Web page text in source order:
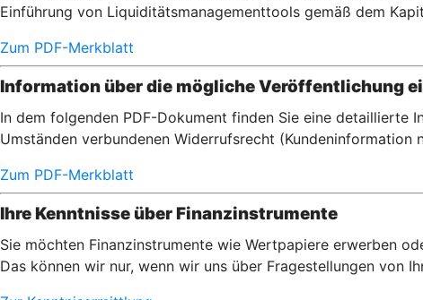
Einführung von Liquiditätsmanagementtools gemäß dem
Zum PDF-Merkblatt
Information über die mögliche Veröffentlichung
In dem folgenden PDF-Dokument finden Sie eine
Umständen verbundenen Widerrufsrecht
Zum PDF-Merkblatt
Ihre Kenntnisse über Finanzinstrumente
Sie möchten Finanzinstrumente wie Wertpapiere erwerben
Das können wir nur, wenn wir uns über Fragestellungen von